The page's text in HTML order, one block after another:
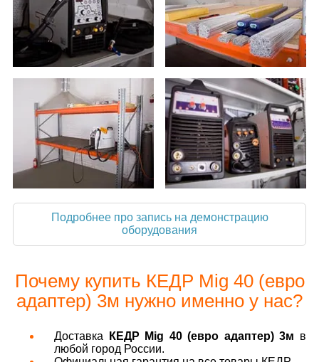
Подробнее про запись на демонстрацию
оборудования
Почему купить КЕДР Mig 40 (евро
адаптер) 3м нужно именно у нас?
Доставка КЕДР Mig 40 (евро адаптер) 3м в
любой город России.